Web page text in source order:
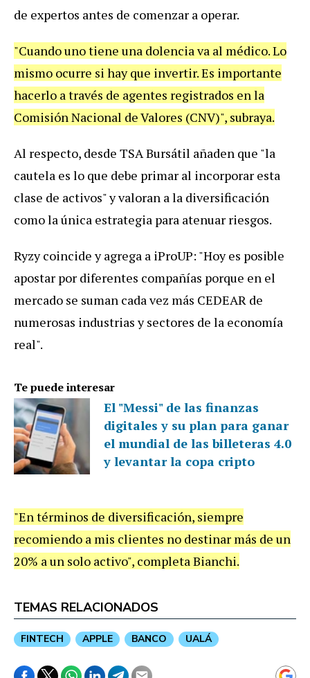
de expertos antes de comenzar a operar.
"Cuando uno tiene una dolencia va al médico. Lo
mismo ocurre si hay que invertir. Es importante
hacerlo a través de agentes registrados en la
Comisión Nacional de Valores (CNV)", subraya.
Al respecto, desde TSA Bursátil añaden que "la
cautela es lo que debe primar al incorporar esta
clase de activos" y valoran a la diversificación
como la única estrategia para atenuar riesgos.
Ryzy coincide y agrega a iProUP: "Hoy es posible
apostar por diferentes compañías porque en el
mercado se suman cada vez más CEDEAR de
numerosas industrias y sectores de la economía
real".
Te puede interesar
El "Messi" de las finanzas
digitales y su plan para ganar
el mundial de las billeteras 4.0
y levantar la copa cripto
"En términos de diversificación, siempre
recomiendo a mis clientes no destinar más de un
20% a un solo activo", completa Bianchi.
TEMAS RELACIONADOS
FINTECH APPLE BANCO UALÁ